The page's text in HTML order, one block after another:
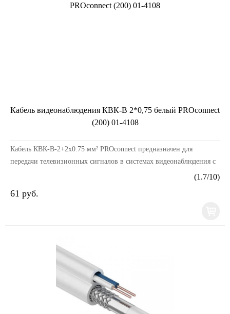
Кабель видеонаблюдения КВК-В 2*0,75 белый PROconnect
(200) 01-4108
Кабель КВК-В-2+2х0.75 мм² PROconnect предназначен для
передачи телевизионных сигналов в системах видеонаблюдения с
(1.7/10)
61 руб.